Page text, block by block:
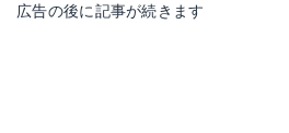
広告の後に記事が続きます